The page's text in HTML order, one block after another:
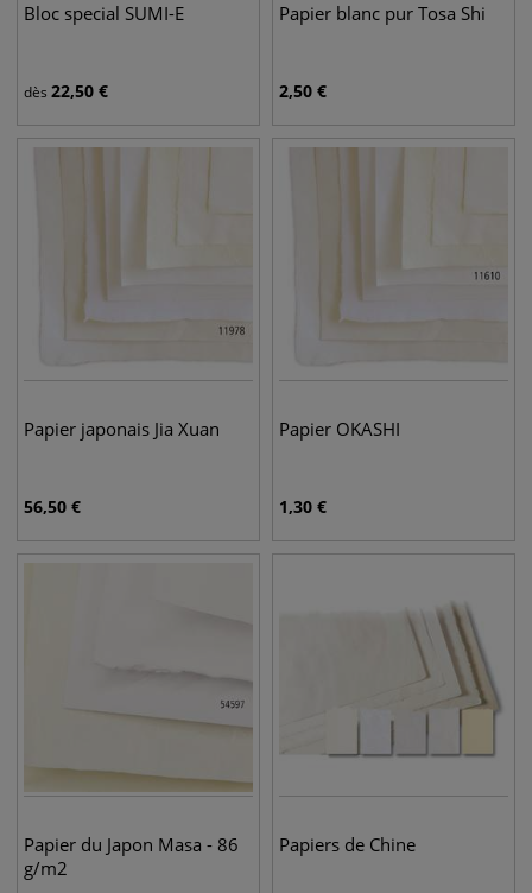
Bloc special SUMI-E
dès 22,50 €
Papier blanc pur Tosa Shi
2,50 €
Papier japonais Jia Xuan
56,50 €
Papier OKASHI
1,30 €
Papier du Japon Masa - 86
g/m2
Papiers de Chine